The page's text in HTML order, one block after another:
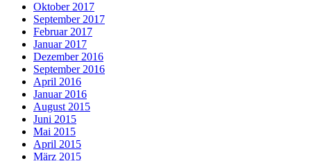
Oktober 2017
September 2017
Februar 2017
Januar 2017
Dezember 2016
September 2016
April 2016
Januar 2016
August 2015
Juni 2015
Mai 2015
April 2015
März 2015